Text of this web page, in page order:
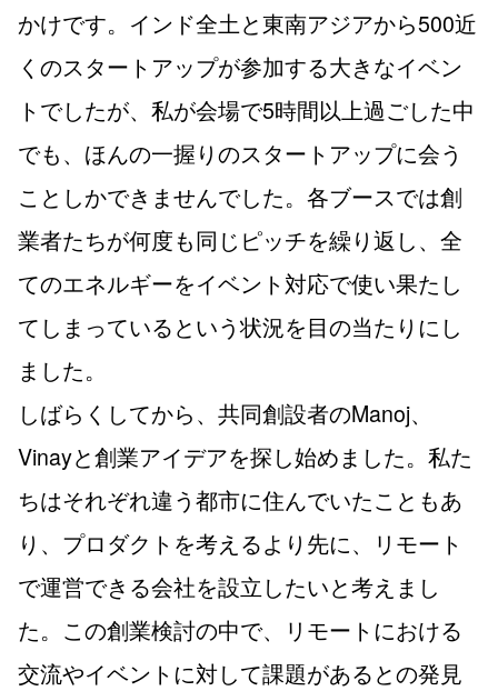
かけです。インド全土と東南アジアから500近
くのスタートアップが参加する大きなイベン
トでしたが、私が会場で5時間以上過ごした中
でも、ほんの一握りのスタートアップに会う
ことしかできませんでした。各ブースでは創
業者たちが何度も同じピッチを繰り返し、全
てのエネルギーをイベント対応で使い果たし
てしまっているという状況を目の当たりにし
ました。
しばらくしてから、共同創設者のManoj、
Vinayと創業アイデアを探し始めました。私た
ちはそれぞれ違う都市に住んでいたこともあ
り、プロダクトを考えるより先に、リモート
で運営できる会社を設立したいと考えまし
た。この創業検討の中で、リモートにおける
交流やイベントに対して課題があるとの発見